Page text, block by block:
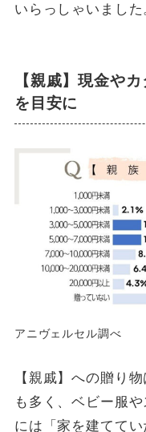
いらっしゃいました
【親戚】現金や
を目安に
アニヴェルセル調べ
【親戚】への贈り
も多く、ベビー服
には「家を建てて